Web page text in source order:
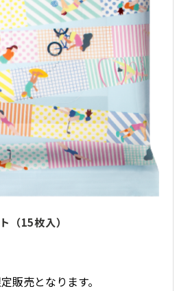
（15枚入）
販売となります。